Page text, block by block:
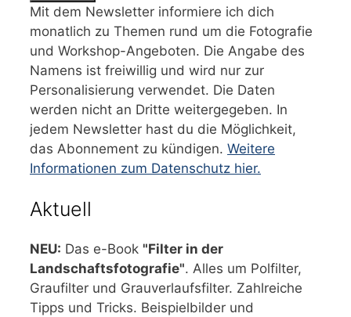
Mit dem Newsletter informiere ich dich
monatlich zu Themen rund um die Fotografie
und Workshop-Angeboten. Die Angabe des
Namens ist freiwillig und wird nur zur
Personalisierung verwendet. Die Daten
werden nicht an Dritte weitergegeben. In
jedem Newsletter hast du die Möglichkeit,
das Abonnement zu kündigen. Weitere
Informationen zum Datenschutz hier.
Aktuell
NEU: Das e-Book "Filter in der
Landschaftsfotografie". Alles um Polfilter,
Graufilter und Grauverlaufsfilter. Zahlreiche
Tipps und Tricks. Beispielbilder und